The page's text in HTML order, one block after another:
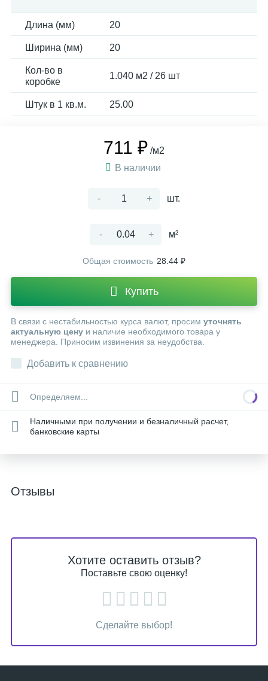
Длина (мм) 20
Ширина (мм) 20
Кол-во в
коробке
1.040 м2 / 26 шт
Штук в 1 кв.м. 25.00
711 ₽ /м2
В наличии
- + шт.
- + м²
Общая стоимость 28.44 ₽
Купить
В связи с нестабильностью курса валют, просим уточнять
актуальную цену и наличие необходимого товара у
менеджера. Приносим извинения за неудобства.
Добавить к сравнению
Определяем...
Наличными при получении и безналичный расчет,
банковские карты
Отзывы
Хотите оставить отзыв?
Поставьте свою оценку!
Сделайте выбор!